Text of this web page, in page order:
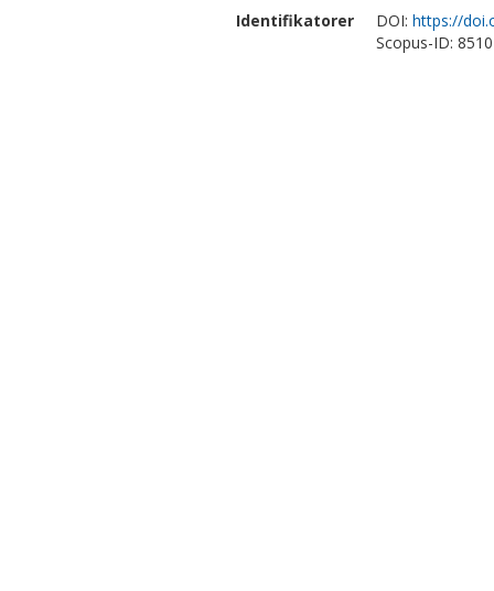
Identifikatorer
DOI: https://
Scopus-ID: